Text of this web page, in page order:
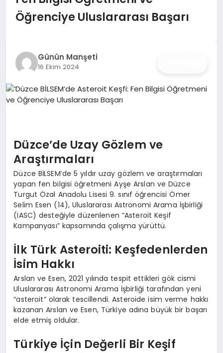
OYUN
ANA DEMO
TEKNOLOJI
KRIPTO PARA
GEZI & SEYAHAT
OYUN
Öğrenciye Uluslararası Başarı
Günün Manşeti
16 Ekim 2024
Düzce’de Uzay Gözlem ve
Araştırmaları
Düzce BİLSEM’de 5 yıldır uzay gözlem ve araştırmaları
yapan fen bilgisi öğretmeni Ayşe Arslan ve Düzce
Turgut Özal Anadolu Lisesi 9. sınıf öğrencisi Ömer
Selim Esen (14), Uluslararası Astronomi Arama İşbirliği
(IASC) desteğiyle düzenlenen “Asteroit Keşif
Kampanyası” kapsamında çalışma yürüttü.
İlk Türk Asteroiti: Keşfedenlerden
İsim Hakkı
Arslan ve Esen, 2021 yılında tespit ettikleri gök cismi
Uluslararası Astronomi Arama İşbirliği tarafından yeni
“asteroit” olarak tescillendi. Asteroide isim verme hakkı
kazanan Arslan ve Esen, Türkiye adına büyük bir başarı
elde etmiş oldular.
Türkiye İçin Değerli Bir Keşif